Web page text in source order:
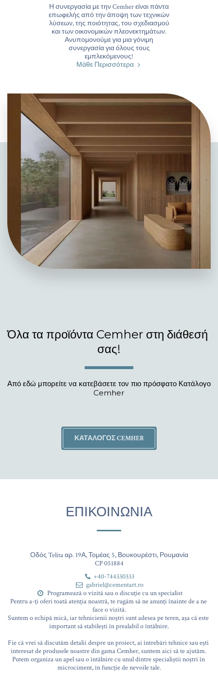
Η συνεργασία με την Cemher είναι πάντα
επωφελής από την άποψη των τεχνικών
λύσεων, της ποιότητας, του σχεδιασμού
και των οικονομικών πλεονεκτημάτων.
Ανυπομονούμε για μια γόνιμη
συνεργασία για όλους τους
εμπλεκόμενους!
Μάθε Περισσότερα
Όλα τα προϊόντα Cemher στη διάθεσή
σας!
Από εδώ μπορείτε να κατεβάσετε τον πιο πρόσφατο Κατάλογο
Cemher
ΚΑΤΆΛΟΓΟΣ CEMHER
ΕΠΙΚΟΙΝΩΝΊΑ
Οδός Telita αρ. 19Α, Τομέας 5, Βουκουρέστι, Ρουμανία
CP 051884
+40-744330333
gabriel@cementart.ro
Programează o vizită sau o discuție cu un specialist
Pentru a-ți oferi toată atenția noastră, te rugăm să ne anunți înainte de a ne
face o vizită.
Suntem o echipă mică, iar tehnicienii noștri sunt adesea pe teren, așa că este
important să stabilești în prealabil o întâlnire.
Fie că vrei să discutăm detalii despre un proiect, ai întrebări tehnice sau ești
interesat de produsele noastre din gama Cemher, suntem aici să te ajutăm.
Putem organiza un apel sau o întâlnire cu unul dintre specialiștii noștri în
microciment, în funcție de nevoile tale.